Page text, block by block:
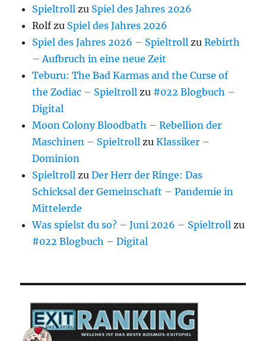
Spieltroll zu Spiel des Jahres 2026
Rolfzu Spiel des Jahres 2026
Spiel des Jahres 2026 – Spieltroll zuRebirth
– Aufbruch in eine neue Zeit
Teburu: The Bad Karmas and the Curse of
the Zodiac – Spieltroll zu #022 Blogbuch –
Digital
Moon Colony Bloodbath – Rebellion der
Maschinen – Spieltroll zuKlassiker –
Dominion
Spieltroll zuDer Herr der Ringe: Das
Schicksal der Gemeinschaft – Pandemie in
Mittelerde
Was spielst du so? – Juni 2026 – Spieltroll zu
#022 Blogbuch – Digital